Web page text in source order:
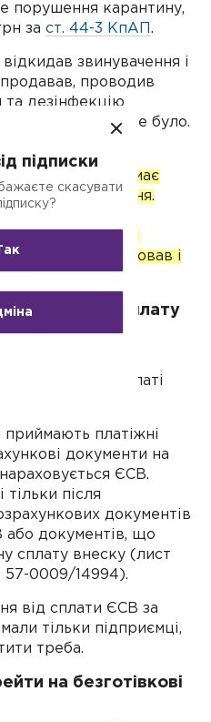
порушення карантину,
за ст. 44-3 КпАП .
звинувачення і
проводив
дезінфекцію
у приміщенні не було.
ФОП до
в його діях немає
правопорушення.
немає: до
пояснення
б, що він працював і
ЄСВ зарплату
не можна
зобов'язані
і ВЗ при виплаті
платіжні
документи на
ЄСВ.
після
документів
документів, що
сплату внеску (лист
57-0009/14994).
від сплати ЄСВ за
тільки підприємці,
треба.
на безготівкові
підписки
скасувати